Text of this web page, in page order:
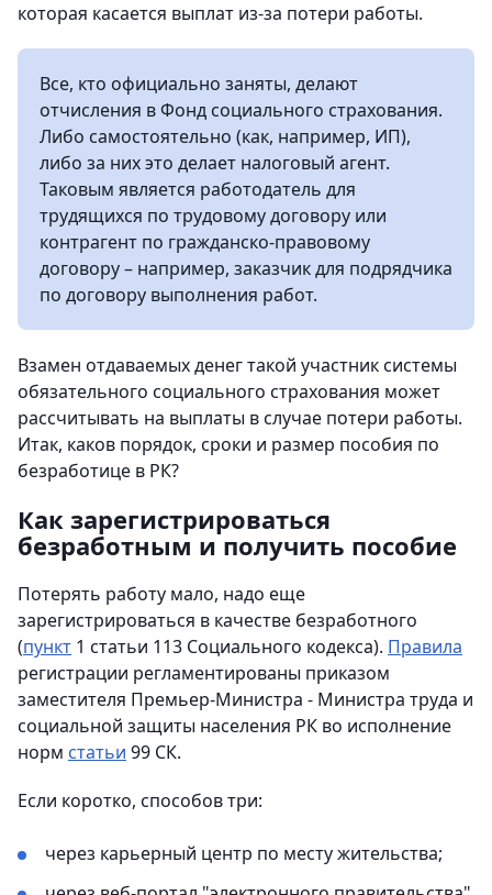
которая касается выплат из-за потери работы.
Все, кто официально заняты, делают
отчисления в Фонд социального страхования.
Либо самостоятельно (как, например, ИП),
либо за них это делает налоговый агент.
Таковым является работодатель для
трудящихся по трудовому договору или
контрагент по гражданско-правовому
договору – например, заказчик для подрядчика
по договору выполнения работ.
Взамен отдаваемых денег такой участник системы
обязательного социального страхования может
рассчитывать на выплаты в случае потери работы.
Итак, каков порядок, сроки и размер пособия по
безработице в РК?
Как зарегистрироваться
безработным и получить пособие
Потерять работу мало, надо еще
зарегистрироваться в качестве безработного
(пункт 1 статьи 113 Социального кодекса). Правила
регистрации регламентированы приказом
заместителя Премьер-Министра - Министра труда и
социальной защиты населения РК во исполнение
норм статьи 99 СК.
Если коротко, способов три:
через карьерный центр по месту жительства;